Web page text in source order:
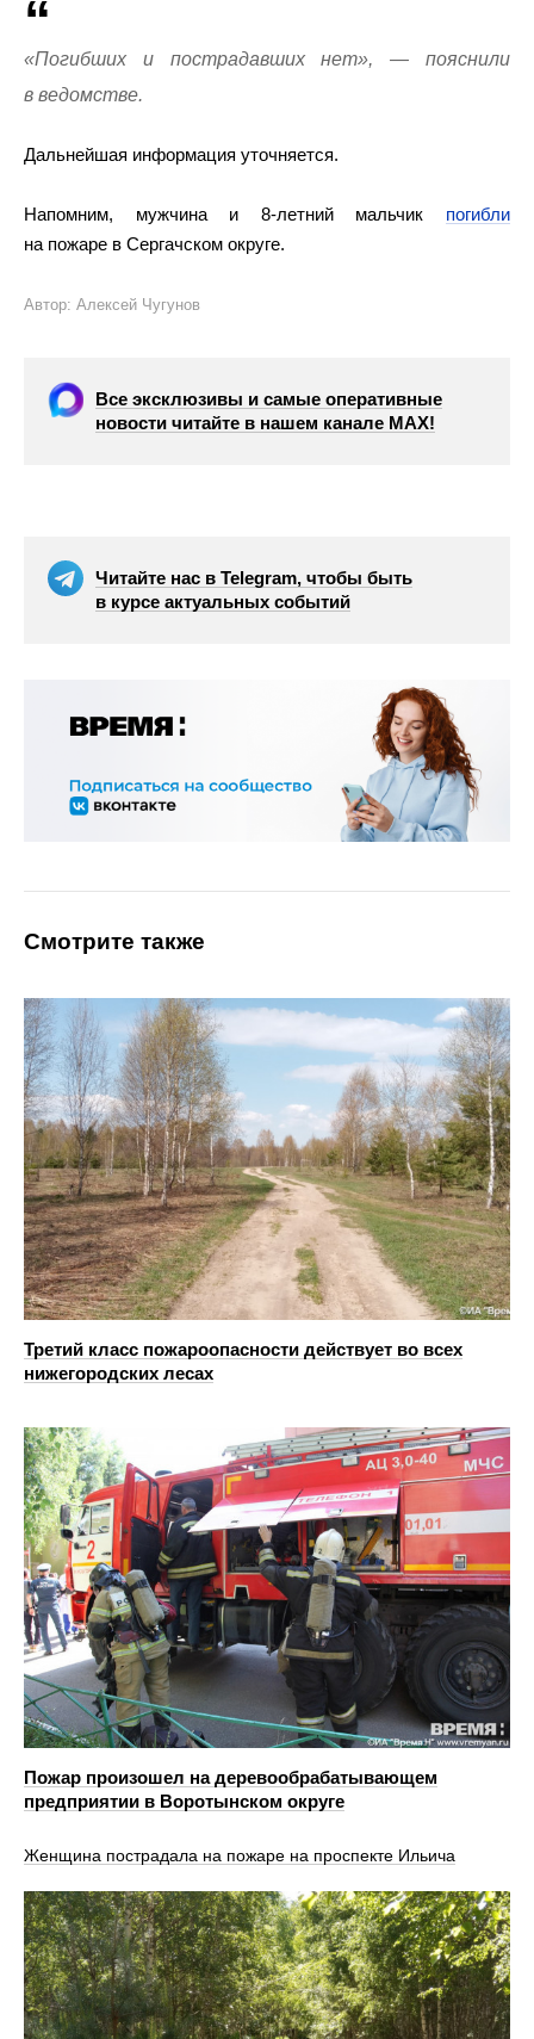
«Погибших и пострадавших нет», — пояснили
в ведомстве.
Дальнейшая информация уточняется.
Напомним, мужчина и 8-летний мальчик погибли
на пожаре в Сергачском округе.
Автор: Алексей Чугунов
Все эксклюзивы и самые оперативные
новости читайте в нашем канале МАХ!
Читайте нас в Telegram, чтобы быть
в курсе актуальных событий
Смотрите также
Третий класс пожароопасности действует во всех
нижегородских лесах
Пожар произошел на деревообрабатывающем
предприятии в Воротынском округе
Женщина пострадала на пожаре на проспекте Ильича